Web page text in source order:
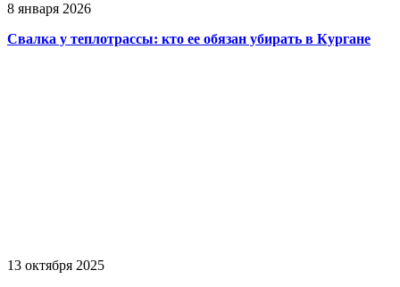
8 января 2026
Свалка у теплотрассы: кто ее обязан убирать в Кургане
13 октября 2025